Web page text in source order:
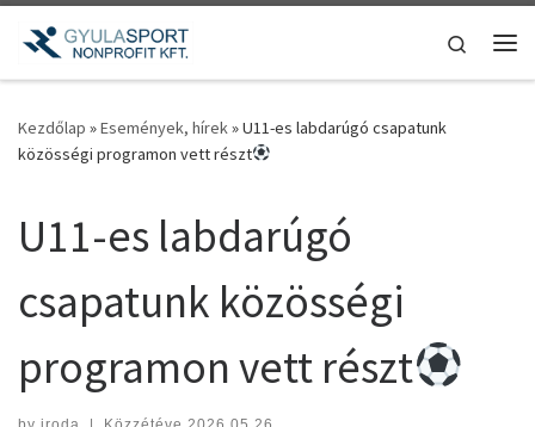
Teljes tartalom megjelenítése
Search
Kezdőlap »Események, hírek»U11-es labdarúgó csapatunk
közösségi programon vett részt
U11-es labdarúgó
csapatunk közösségi
programon vett részt